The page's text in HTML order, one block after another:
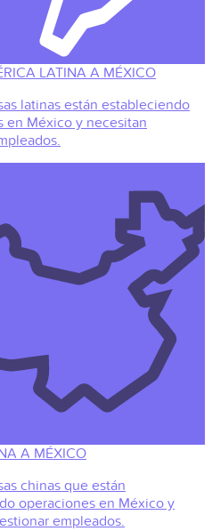
LATINA A MÉXICO
latinas están estableciendo
en México y necesitan
A MÉXICO
chinas que están
operaciones en México y
empleados.